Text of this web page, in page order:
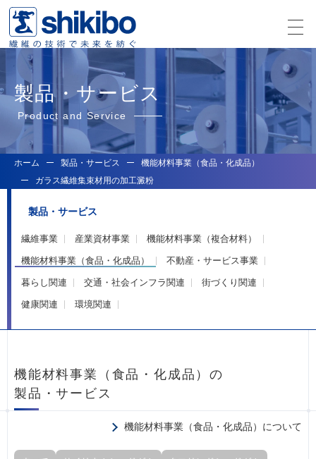
製品・サービス
Product and Service
ホーム 製品・サービス
機能材料事業（食品・化成品）
ガラス繊維集束材用の加工澱粉
製品・サービス
繊維事業 産業資材事業 機能材料事業（複合材料）
機能材料事業（食品・化成品） 不動産・サービス事業
暮らし関連 交通・社会インフラ関連 街づくり関連
健康関連 環境関連
機能材料事業（食品・化成品）の
製品・サービス
機能材料事業（食品・化成品）について